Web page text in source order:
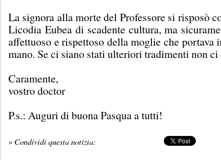
La signora alla morte del Professore si risposò
Licodia Eubea di scadente cultura, ma
affettuoso e rispettoso della moglie che portava
mano. Se ci siano stati ulteriori tradimenti non ci
Caramente,
vostro doctor
P.s.: Auguri di buona Pasqua a tutti!
» Condividi questa notizia: